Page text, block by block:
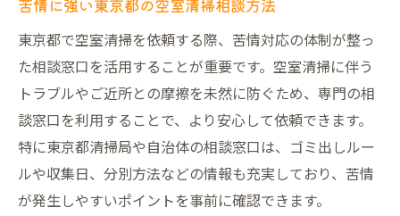
苦情に強い東京都の空室清掃相談方法
東京都で空室清掃を依頼する際、苦情対応の体制が整っ
た相談窓口を活用することが重要です。空室清掃に伴う
トラブルやご近所との摩擦を未然に防ぐため、専門の相
談窓口を利用することで、より安心して依頼できます。
特に東京都清掃局や自治体の相談窓口は、ゴミ出しルー
ルや収集日、分別方法などの情報も充実しており、苦情
が発生しやすいポイントを事前に確認できます。